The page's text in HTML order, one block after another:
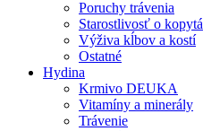
Poruchy trávenia
Starostlivosť o kopytá
Výživa kĺbov a kostí
Ostatné
Hydina
Krmivo DEUKA
Vitamíny a minerály
Trávenie